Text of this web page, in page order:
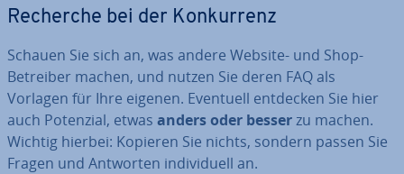
Recherche bei der Kon­kur­renz
Schauen Sie sich an, was andere Website- und Shop-
Betreiber machen, und nutzen Sie deren FAQ als
Vorlagen für Ihre eigenen. Eventuell entdecken Sie hier
auch Potenzial, etwas anders oder besserzu machen.
Wichtig hierbei: Kopieren Sie nichts, sondern passen Sie
Fragen und Antworten in­di­vi­du­ell an.